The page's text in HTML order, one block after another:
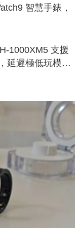
智慧手錶，
1000XM5 支援
延遲極低玩模擬